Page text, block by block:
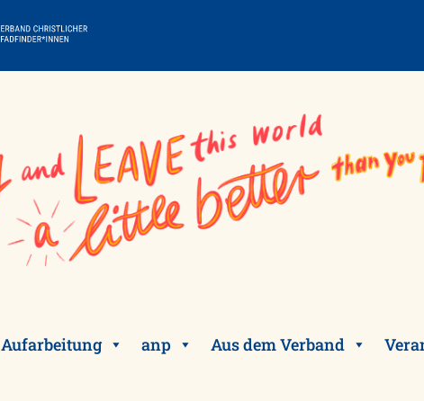
Aufarbeitung anp Aus dem Verband